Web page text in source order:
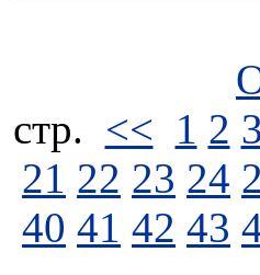
стp. << 1 2 3
21 22 23 24
40 41 42 43